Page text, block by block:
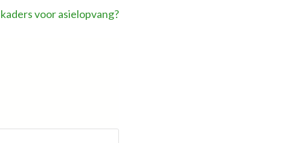
voor asielopvang?